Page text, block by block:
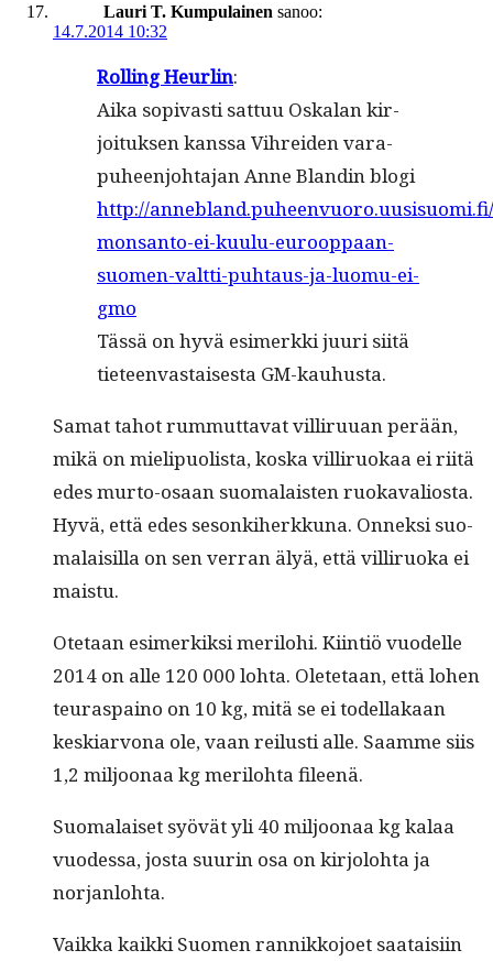
Lauri T. Kumpulainen sanoo:
14.7.2014 10:32
Rolling Heurlin:
Aika sopi­vasti sat­tuu Oskalan kir­
joituk­sen kanssa Vihrei­den vara­
puheen­jo­hta­jan Anne Blandin blo­gi
http://
monsanto-ei-kuulu-eurooppaan-
suomen-valtti-puhtaus-ja-luomu-ei-
gmo
Tässä on hyvä esimerk­ki juuri siitä
tieteen­vas­tais­es­ta GM-kauhusta.
Samat tahot rum­mut­ta­vat vil­liru­uan perään,
mikä on mielipuolista, kos­ka vil­liruokaa ei riitä
edes mur­to-osaan suo­ma­lais­ten ruokavalios­ta.
Hyvä, että edes sesonki­herkku­na. Onnek­si suo­
ma­laisil­la on sen ver­ran älyä, että vil­liruo­ka ei
maistu.
Ote­taan esimerkik­si mer­ilo­hi. Kiin­tiö vuodelle
2014 on alle 120 000 loh­ta. Olete­taan, että lohen
teura­s­paino on 10 kg, mitä se ei todel­lakaan
keskiar­vona ole, vaan reilusti alle. Saamme siis
1,2 miljoon­aa kg mer­ilo­h­ta fileenä.
Suo­ma­laiset syövät yli 40 miljoon­aa kg kalaa
vuodessa, jos­ta suurin osa on kir­jolo­h­ta ja
norjanlohta.
Vaik­ka kaik­ki Suomen ran­nikko­joet saataisi­in